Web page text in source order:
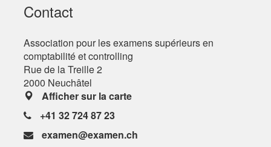
Contact
Association pour les examens supérieurs en
comptabilité et controlling
Rue de la Treille 2
2000 Neuchâtel
Afficher sur la carte
+41 32 724 87 23
examen@examen.ch